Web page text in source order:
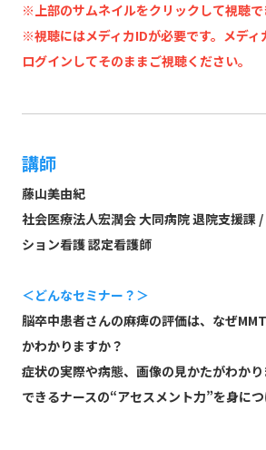
※上部のサムネイルをクリックして視聴で
※視聴にはメディカIDが必要です。メディ
ログインしてそのままご視聴ください。
講師
藤山美由紀
社会医療法人宏潤会 大同病院 退院支援課
ション看護 認定看護師
＜どんなセミナー？＞
脳卒中患者さんの麻痺の評価は、なぜ
かわかりますか？
症状の実際や病態、画像の見かたがわかり
できるナースの“アセスメント力”を身につ